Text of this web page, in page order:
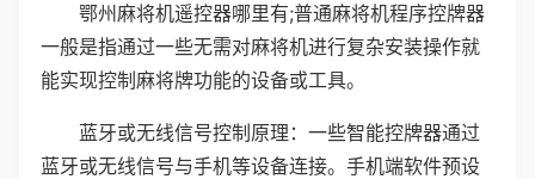
鄂州麻将机遥控器哪里有;普通麻将机程序控牌器
一般是指通过一些无需对麻将机进行复杂安装操作就
能实现控制麻将牌功能的设备或工具。
蓝牙或无线信号控制原理：一些智能控牌器通过
蓝牙或无线信号与手机等设备连接。手机端软件预设